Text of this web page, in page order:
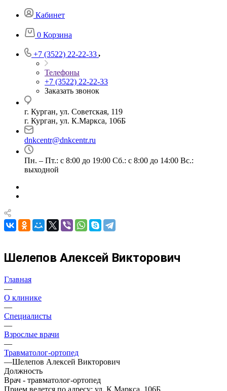
Кабинет
0 Корзина
+7 (3522) 22-22-33
Телефоны
+7 (3522) 22-22-33
Заказать звонок
г. Курган, ул. Советская, 119
г. Курган, ул. К.Маркса, 106Б
dnkcentr@dnkcentr.ru
Пн. – Пт.: с 8:00 до 19:00 Сб.: с 8:00 до 14:00 Вс.:
выходной
Шелепов Алексей Викторович
Главная
—
О клинике
—
Специалисты
—
Взрослые врачи
—
Травматолог-ортопед
—Шелепов Алексей Викторович
Должность
Врач - травматолог-ортопед
Прием ведется по адресу: ул. К.Маркса, 106Б